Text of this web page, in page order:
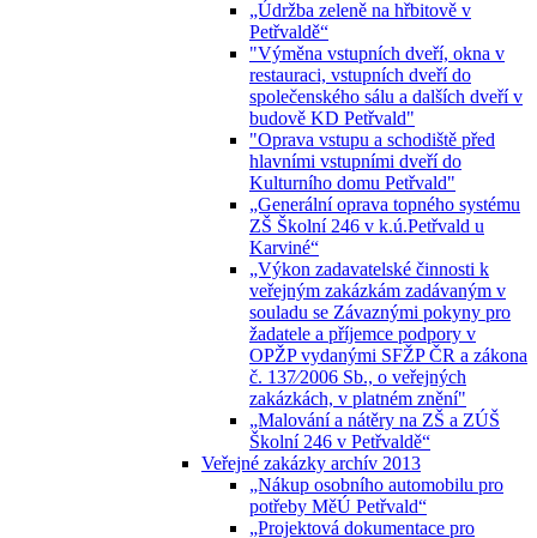
„Údržba zeleně na hřbitově v
Petřvaldě“
"Výměna vstupních dveří, okna v
restauraci, vstupních dveří do
společenského sálu a dalších dveří v
budově KD Petřvald"
"Oprava vstupu a schodiště před
hlavními vstupními dveří do
Kulturního domu Petřvald"
„Generální oprava topného systému
ZŠ Školní 246 v k.ú.Petřvald u
Karviné“
„Výkon zadavatelské činnosti k
veřejným zakázkám zadávaným v
souladu se Závaznými pokyny pro
žadatele a příjemce podpory v
OPŽP vydanými SFŽP ČR a zákona
č. 137⁄2006 Sb., o veřejných
zakázkách, v platném znění"
„Malování a nátěry na ZŠ a ZÚŠ
Školní 246 v Petřvaldě“
Veřejné zakázky archív 2013
„Nákup osobního automobilu pro
potřeby MěÚ Petřvald“
„Projektová dokumentace pro